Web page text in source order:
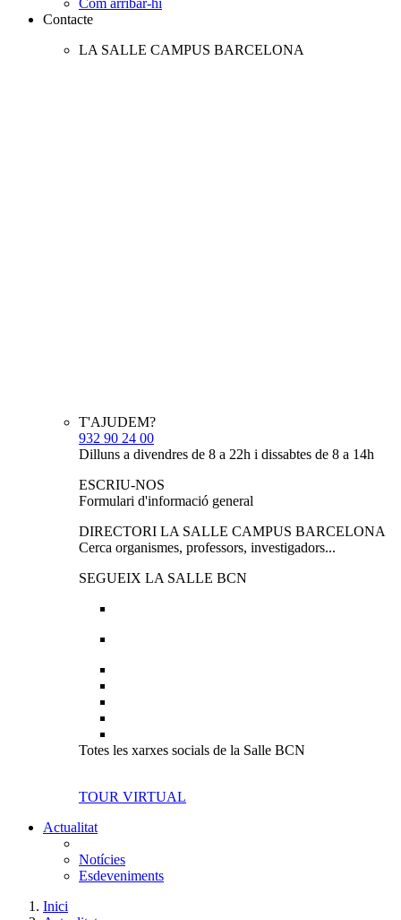
Com arribar-hi
Contacte
LA SALLE CAMPUS BARCELONA
T'AJUDEM?
932 90 24 00
Dilluns a divendres de 8 a 22h i dissabtes de 8 a 14h
ESCRIU-NOS
Formulari d'informació general
DIRECTORI LA SALLE CAMPUS BARCELONA
Cerca organismes, professors, investigadors...
SEGUEIX LA SALLE BCN
Totes les xarxes socials de la Salle BCN
TOUR VIRTUAL
Actualitat
Notícies
Esdeveniments
Inici